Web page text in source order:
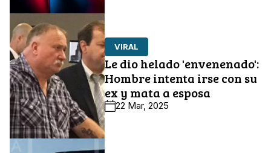
VIRAL
Le dio helado 'envenenado':
Hombre intenta irse con su
ex y mata a esposa
22 Mar, 2025